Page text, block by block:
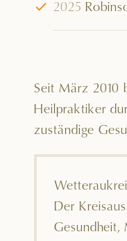
√ 2025
Seit März 2010
Heilpraktiker
zuständige
Der
Gesundheit,